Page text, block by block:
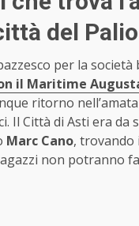
del Palio
per la
il Maritime
ritorno
Il Città di Asti era da
Marc Cano,
non potranno